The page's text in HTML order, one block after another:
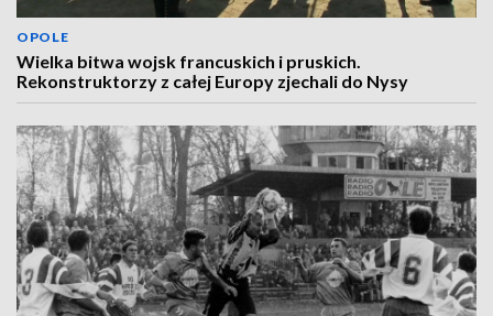
OPOLE
Wielka bitwa wojsk francuskich i pruskich.
Rekonstruktorzy z całej Europy zjechali do Nysy